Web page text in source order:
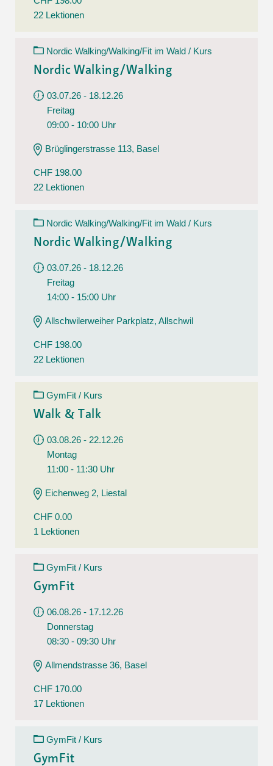
22 Lektionen
Nordic Walking/Walking/Fit im Wald / Kurs
Nordic Walking/Walking
03.07.26 - 18.12.26
Freitag
09:00 - 10:00 Uhr
Brüglingerstrasse 113, Basel
CHF 198.00
22 Lektionen
Nordic Walking/Walking/Fit im Wald / Kurs
Nordic Walking/Walking
03.07.26 - 18.12.26
Freitag
14:00 - 15:00 Uhr
Allschwilerweiher Parkplatz, Allschwil
CHF 198.00
22 Lektionen
GymFit / Kurs
Walk & Talk
03.08.26 - 22.12.26
Montag
11:00 - 11:30 Uhr
Eichenweg 2, Liestal
CHF 0.00
1 Lektionen
GymFit / Kurs
GymFit
06.08.26 - 17.12.26
Donnerstag
08:30 - 09:30 Uhr
Allmendstrasse 36, Basel
CHF 170.00
17 Lektionen
GymFit / Kurs
GymFit